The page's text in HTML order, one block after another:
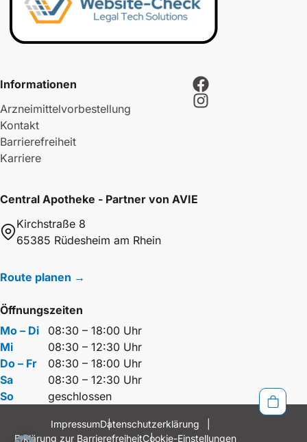
Informationen
Arzneimittelvorbestellung
Kontakt
Barrierefreiheit
Karriere
Central Apotheke - Partner von AVIE
Kirchstraße 8
65385 Rüdesheim am Rhein
Route planen →
Öffnungszeiten
Mo – Di
08:30 – 18:00 Uhr
Mi
08:30 – 12:30 Uhr
Do – Fr
08:30 – 18:00 Uhr
Sa
08:30 – 12:30 Uhr
So
geschlossen
ImpressumDatenschutzerklärung
Erklärung zur BarrierefreiheitCookie-Einstellungen